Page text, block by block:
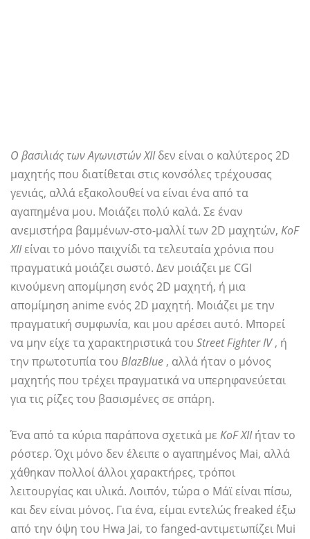
Ο βασιλιάς των Αγωνιστών XIIδεν είναι ο καλύτερος 2D
μαχητής που διατίθεται στις κονσόλες τρέχουσας
γενιάς, αλλά εξακολουθεί να είναι ένα από τα
αγαπημένα μου. Μοιάζει πολύ καλά. Σε έναν
ανεμιστήρα βαμμένων-στο-μαλλί των 2D μαχητών, KoF
XIIείναι το μόνο παιχνίδι τα τελευταία χρόνια που
πραγματικά μοιάζει σωστό. Δεν μοιάζει με CGI
κινούμενη απομίμηση ενός 2D μαχητή, ή μια
απομίμηση anime ενός 2D μαχητή. Μοιάζει με την
πραγματική συμφωνία, και μου αρέσει αυτό. Μπορεί
να μην είχε τα χαρακτηριστικά του Street Fighter IV, ή
την πρωτοτυπία του BlazBlue , αλλά ήταν ο μόνος
μαχητής που τρέχει πραγματικά να υπερηφανεύεται
για τις ρίζες του βασισμένες σε σπάρη.
Ένα από τα κύρια παράπονα σχετικά με KoF XIIήταν το
ρόστερ. Όχι μόνο δεν έλειπε ο αγαπημένος Mai, αλλά
χάθηκαν πολλοί άλλοι χαρακτήρες, τρόποι
λειτουργίας και υλικά. Λοιπόν, τώρα ο Μάϊ είναι πίσω,
και δεν είναι μόνος. Για ένα, είμαι εντελώς freaked έξω
από την όψη του Hwa Jai, το fanged-αντιμετωπίζει Mui